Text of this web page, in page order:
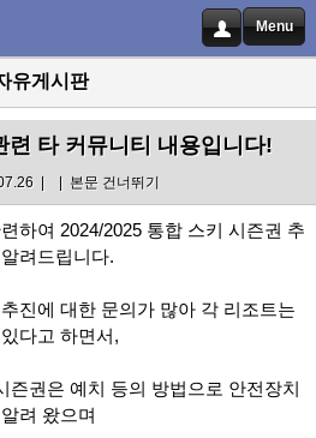
Menu
유게시판
련 타 커뮤니티 내용입니다!
| | 본문 건너뛰기
하여 2024/2025 통합 스키 시즌권 추
려드립니다.
진에 대한 문의가 많아 각 리조트는
다고 하면서,
즌권은 예치 등의 방법으로 안전장치
려 왔으며